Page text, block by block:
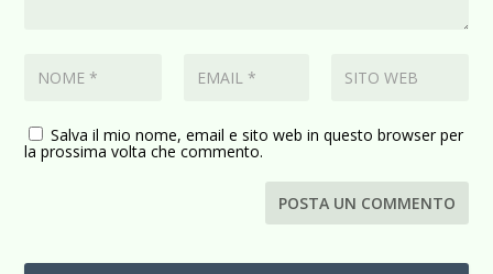
Salva il mio nome, email e sito web in questo browser per
la prossima volta che commento.